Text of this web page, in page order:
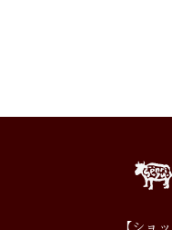
【ショ